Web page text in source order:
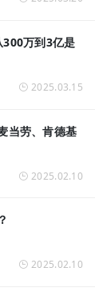
300万到3亿是
2025.03.15
当劳、肯德基
2025.02.10
2025.02.10